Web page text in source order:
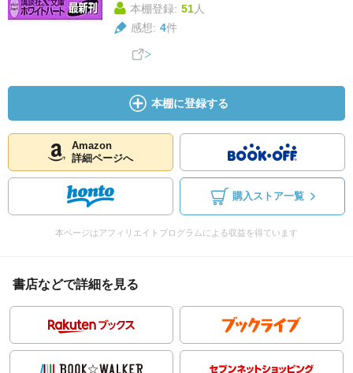
本棚登録: 51人
感想: 4件
本棚に登録する
Amazon
詳細ページへ
購入ストア一覧
本ページはアフィリエイトプログラムによる収益を得ています
書店などで詳細を見る